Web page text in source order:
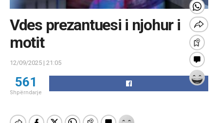
Vdes prezantuesi i njohur i
motit
12/09/2025 | 21:05
561
Shpërndarje